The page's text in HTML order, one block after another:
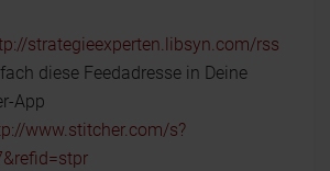
strategieexperten.libsyn.com/rss
diese Feedadresse in Deine
App
www.stitcher.com/s?